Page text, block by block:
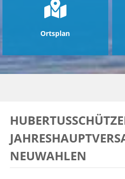
Ortsplan
NEUWAHLEN